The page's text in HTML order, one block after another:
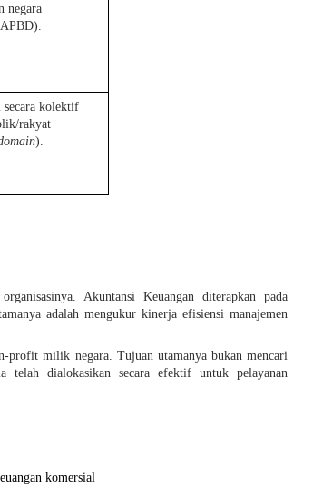
negara
kolektif
rakyat
).
Akuntansi Keuangan diterapkan pada
adalah mengukur kinerja efisiensi manajemen
profit milik negara. Tujuan utamanya bukan mencari
telah dialokasikan secara efektif untuk pelayanan
komersial